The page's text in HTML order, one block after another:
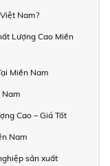
Nam?
Lượng Cao Miền
Miền Nam
Nam
Cao – Giá Tốt
Nam
sản xuất